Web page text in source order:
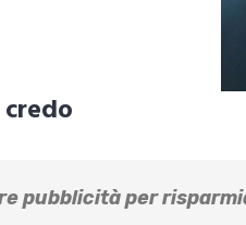
pubblicità per